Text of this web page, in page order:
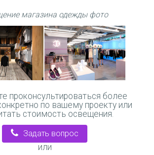
магазина одежды фото
проконсультироваться более
по вашему проекту или
стоимость освещения.
Задать вопрос
или